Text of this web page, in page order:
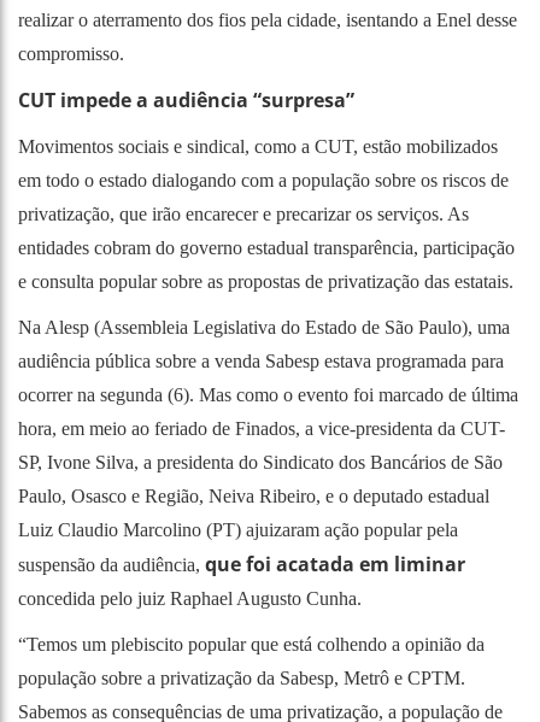
realizar o aterramento dos fios pela cidade, isentando a Enel desse
compromisso.
CUT impede a audiência “surpresa”
Movimentos sociais e sindical, como a CUT, estão mobilizados
em todo o estado dialogando com a população sobre os riscos de
privatização, que irão encarecer e precarizar os serviços. As
entidades cobram do governo estadual transparência, participação
e consulta popular sobre as propostas de privatização das estatais.
Na Alesp (Assembleia Legislativa do Estado de São Paulo), uma
audiência pública sobre a venda Sabesp estava programada para
ocorrer na segunda (6). Mas como o evento foi marcado de última
hora, em meio ao feriado de Finados, a vice-presidenta da CUT-
SP, Ivone Silva, a presidenta do Sindicato dos Bancários de São
Paulo, Osasco e Região, Neiva Ribeiro, e o deputado estadual
Luiz Claudio Marcolino (PT) ajuizaram ação popular pela
suspensão da audiência, que foi acatada em liminar
concedida pelo juiz Raphael Augusto Cunha.
“Temos um plebiscito popular que está colhendo a opinião da
população sobre a privatização da Sabesp, Metrô e CPTM.
Sabemos as consequências de uma privatização, a população de